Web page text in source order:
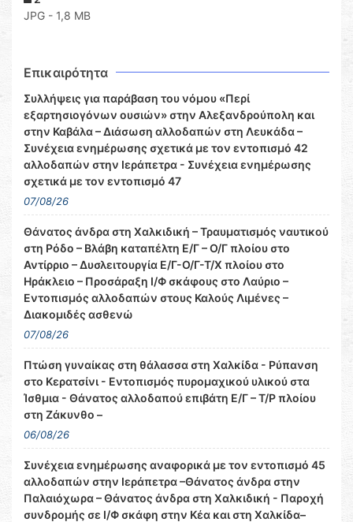
JPG - 1,8 MB
Επικαιρότητα
Συλλήψεις για παράβαση του νόμου «Περί
εξαρτησιογόνων ουσιών» στην Αλεξανδρούπολη και
στην Καβάλα – Διάσωση αλλοδαπών στη Λευκάδα –
Συνέχεια ενημέρωσης σχετικά με τον εντοπισμό 42
αλλοδαπών στην Ιεράπετρα - Συνέχεια ενημέρωσης
σχετικά με τον εντοπισμό 47
07/08/26
Θάνατος άνδρα στη Χαλκιδική – Τραυματισμός ναυτικού
στη Ρόδο – Βλάβη καταπέλτη Ε/Γ – Ο/Γ πλοίου στο
Αντίρριο – Δυσλειτουργία Ε/Γ-Ο/Γ-Τ/Χ πλοίου στο
Ηράκλειο – Προσάραξη Ι/Φ σκάφους στο Λαύριο –
Εντοπισμός αλλοδαπών στους Καλούς Λιμένες –
Διακομιδές ασθενώ
07/08/26
Πτώση γυναίκας στη θάλασσα στη Χαλκίδα - Ρύπανση
στο Κερατσίνι - Εντοπισμός πυρομαχικού υλικού στα
Ίσθμια - Θάνατος αλλοδαπού επιβάτη Ε/Γ – Τ/Ρ πλοίου
στη Ζάκυνθο –
06/08/26
Συνέχεια ενημέρωσης αναφορικά με τον εντοπισμό 45
αλλοδαπών στην Ιεράπετρα –Θάνατος άνδρα στην
Παλαιόχωρα – Θάνατος άνδρα στη Χαλκιδική - Παροχή
συνδρομής σε Ι/Φ σκάφη στην Κέα και στη Χαλκίδα–